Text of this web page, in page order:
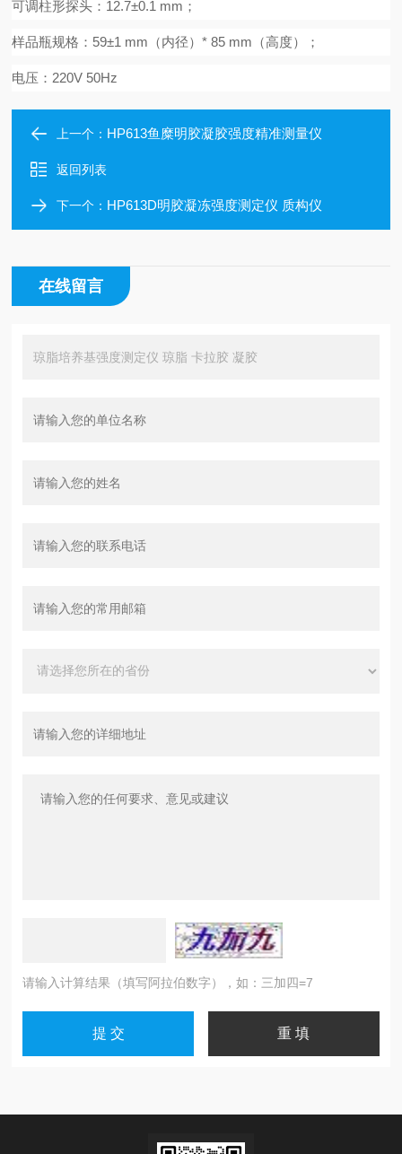
可调柱形探头： 12.7±0.1 mm；
样品瓶规格： 59±1 mm（内径）* 85 mm（高度）；
电压： 220V 50Hz
上一个： HP613鱼糜明胶凝胶强度精准测量仪
返回列表
下一个： HP613D明胶凝冻强度测定仪 质构仪
在线留言
请输入计算结果（填写阿拉伯数字），如：三加四=7